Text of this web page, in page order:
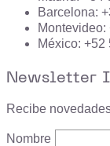
Barcelona:
Montevideo:
México: +52
Newsletter
Recibe
Nombre